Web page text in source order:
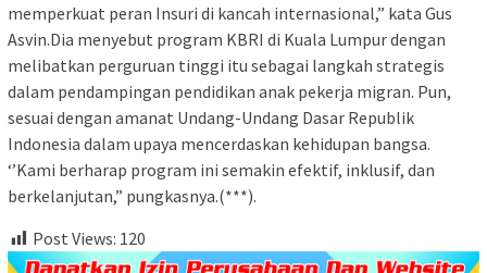
memperkuat peran Insuri di kancah internasional,” kata Gus
Asvin.Dia menyebut program KBRI di Kuala Lumpur dengan
melibatkan perguruan tinggi itu sebagai langkah strategis
dalam pendampingan pendidikan anak pekerja migran. Pun,
sesuai dengan amanat Undang-Undang Dasar Republik
Indonesia dalam upaya mencerdaskan kehidupan bangsa.
‘’Kami berharap program ini semakin efektif, inklusif, dan
berkelanjutan,” pungkasnya.(***).
Post Views: 120